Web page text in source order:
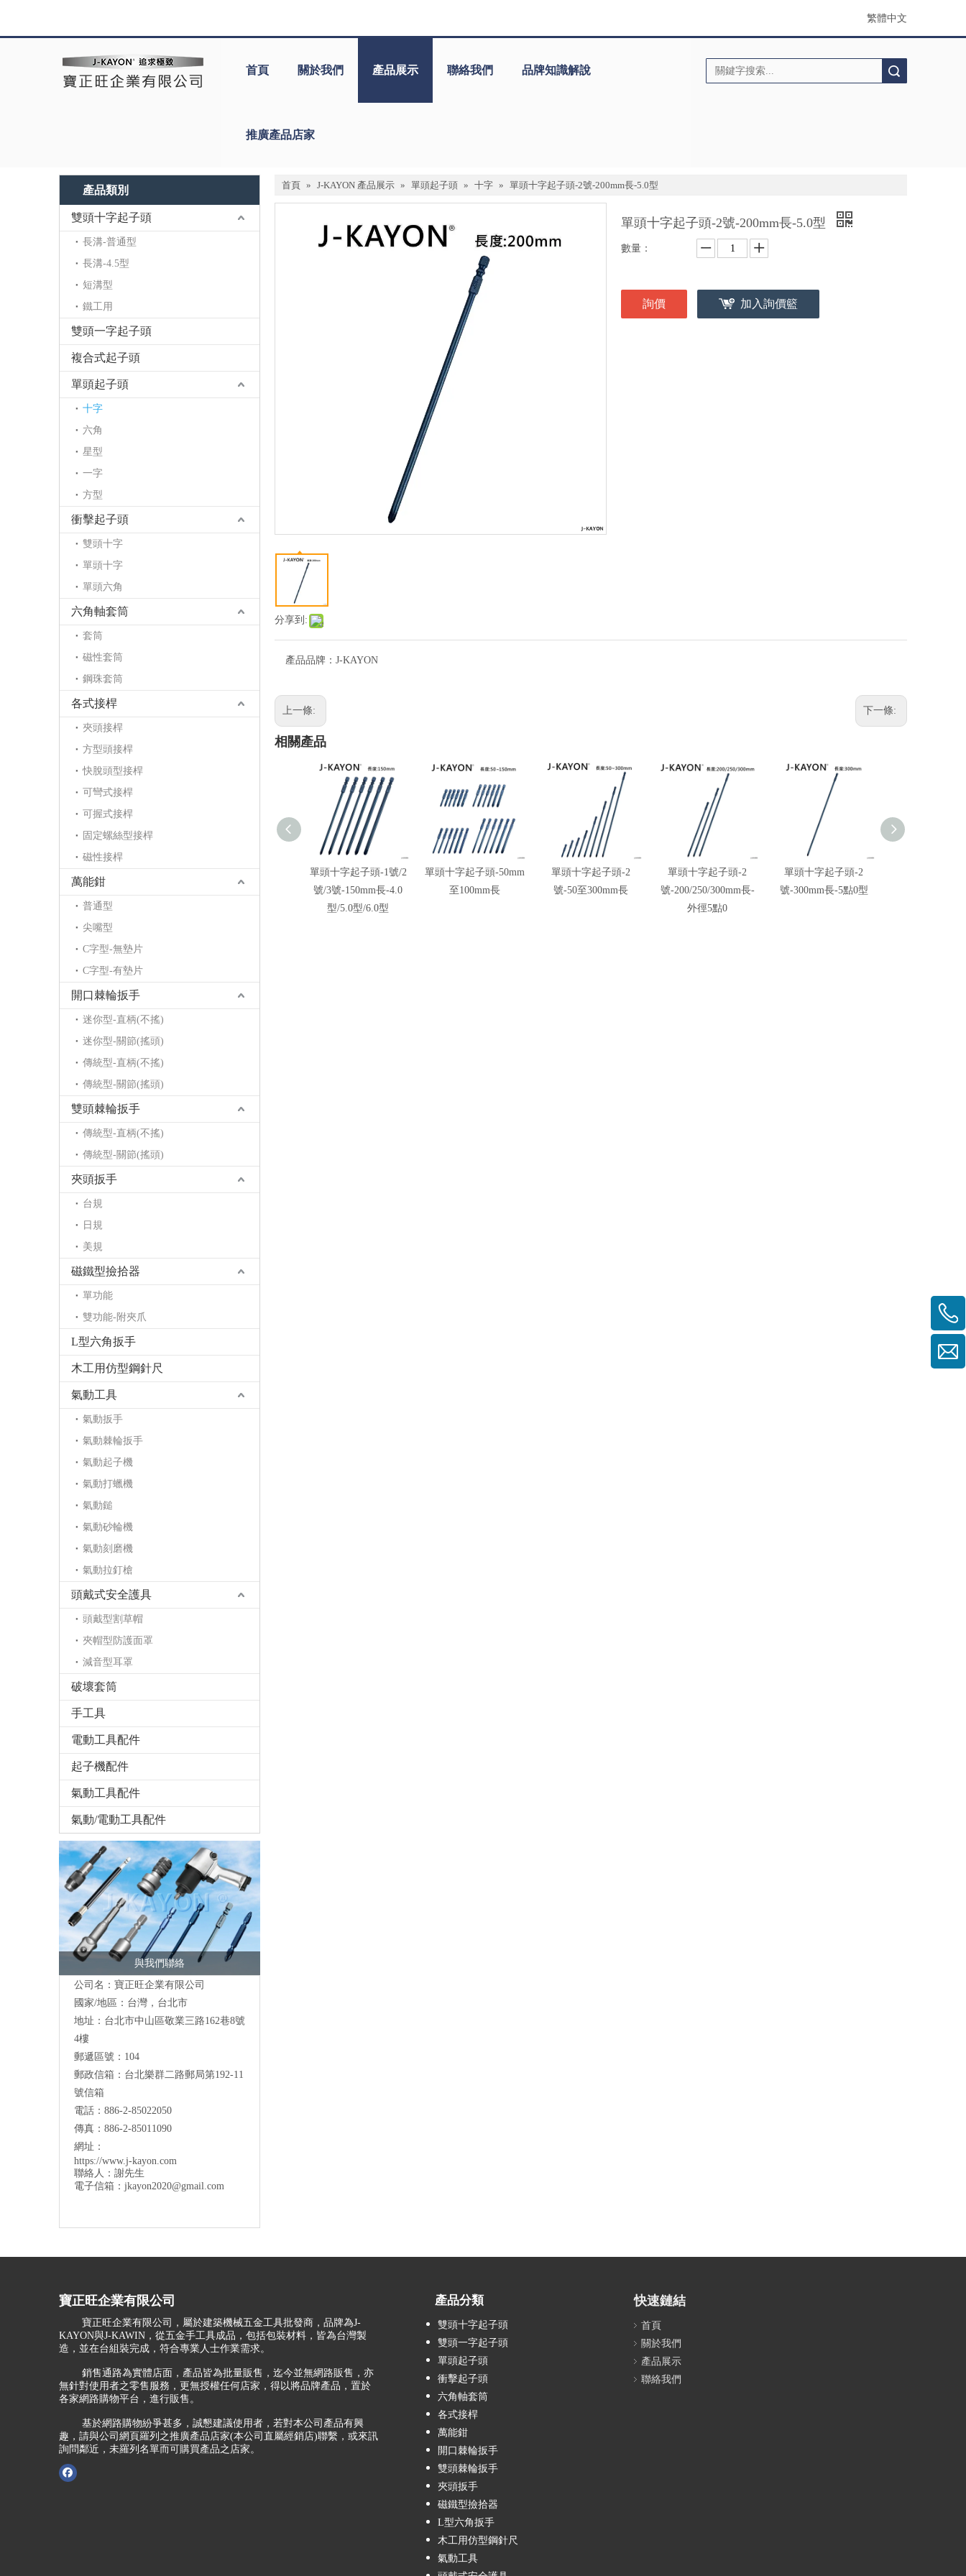
繁體中文
首頁 關於我們 產品展示 聯絡我們 品牌知識解說
推廣產品店家
產品類別
雙頭十字起子頭
長溝-普通型
長溝-4.5型
短溝型
鐵工用
雙頭一字起子頭
複合式起子頭
單頭起子頭
十字
六角
星型
一字
方型
衝擊起子頭
雙頭十字
單頭十字
單頭六角
六角軸套筒
套筒
磁性套筒
鋼珠套筒
各式接桿
夾頭接桿
方型頭接桿
快脫頭型接桿
可彎式接桿
可握式接桿
固定螺絲型接桿
磁性接桿
萬能鉗
普通型
尖嘴型
C字型-無墊片
C字型-有墊片
開口棘輪扳手
迷你型-直柄(不搖)
迷你型-關節(搖頭)
傳統型-直柄(不搖)
傳統型-關節(搖頭)
雙頭棘輪扳手
傳統型-直柄(不搖)
傳統型-關節(搖頭)
夾頭扳手
台規
日規
美規
磁鐵型撿拾器
單功能
雙功能-附夾爪
L型六角扳手
木工用仿型鋼針尺
氣動工具
氣動扳手
氣動棘輪扳手
氣動起子機
氣動打蠟機
氣動鎚
氣動砂輪機
氣動刻磨機
氣動拉釘槍
頭戴式安全護具
頭戴型割草帽
夾帽型防護面罩
減音型耳罩
破壞套筒
手工具
電動工具配件
起子機配件
氣動工具配件
氣動/電動工具配件
與我們聯絡
公司名：寶正旺企業有限公司
國家/地區：台灣，台北市
地址：台北市中山區敬業三路162巷8號
4樓
郵遞區號：104
郵政信箱：台北樂群二路郵局第192-11
號信箱
電話：886-2-85022050
傳真：886-2-85011090
網址：
https://www.j-kayon.com
聯絡人：謝先生
電子信箱： jkayon2020@gmail.com
首頁 » J-KAYON 產品展示 » 單頭起子頭 » 十字 » 單頭十字起子頭-2號-200mm長-5.0型
分享到:
單頭十字起子頭-2號-200mm長-5.0型
數量：
詢價 加入詢價籃
產品品牌： J-KAYON
上一條: 下一條:
相關產品
單頭十字起子頭-1號/2
號/3號-150mm長-4.0
型/5.0型/6.0型
單頭十字起子頭-50mm
至100mm長
單頭十字起子頭-2
號-50至300mm長
單頭十字起子頭-2
號-200/250/300mm長-
外徑5點0
單頭十字起子頭-2
號-300mm長-5點0型
寶正旺企業有限公司
寶正旺企業有限公司，屬於建築機械五金工具批發商，品牌為J-
KAYON與J-KAWIN，從五金手工具成品，包括包裝材料，皆為台灣製
造，並在台組裝完成，符合專業人士作業需求。
銷售通路為實體店面，產品皆為批量販售，迄今並無網路販售，亦
無針對使用者之零售服務，更無授權任何店家，得以將品牌產品，置於
各家網路購物平台，進行販售。
基於網路購物紛爭甚多，誠懇建議使用者，若對本公司產品有興
趣，請與公司網頁羅列之推廣產品店家(本公司直屬經銷店)聯繫，或來訊
詢問鄰近，未羅列名單而可購買產品之店家。
產品分類
雙頭十字起子頭
雙頭一字起子頭
單頭起子頭
衝擊起子頭
六角軸套筒
各式接桿
萬能鉗
開口棘輪扳手
雙頭棘輪扳手
夾頭扳手
磁鐵型撿拾器
L型六角扳手
木工用仿型鋼針尺
氣動工具
快速鏈結
首頁
關於我們
產品展示
聯絡我們